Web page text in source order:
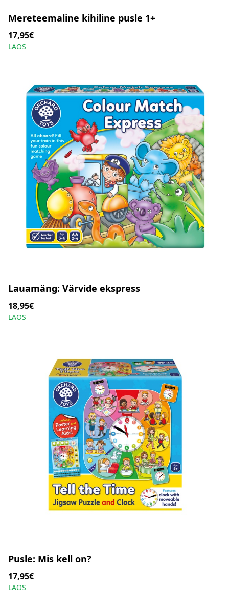
Mereteemaline kihiline pusle 1+
17,95€
LAOS
Lauamäng: Värvide ekspress
18,95€
LAOS
Pusle: Mis kell on?
17,95€
LAOS